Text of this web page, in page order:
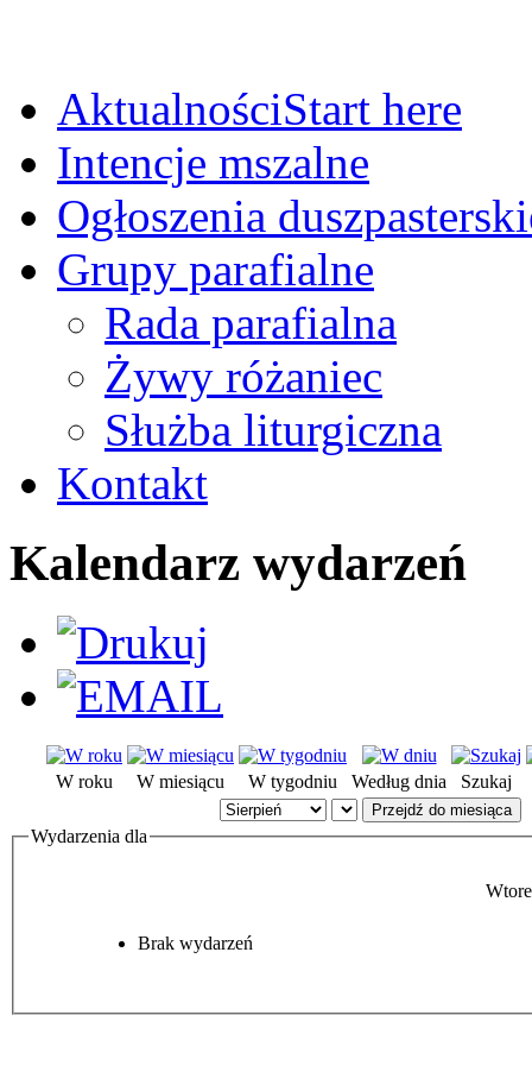
AktualnościStart here
Intencje mszalne
Ogłoszenia
Grupy parafialne
Rada parafialna
Żywy różaniec
Służba liturgiczna
Kontakt
Kalendarz wydarzeń
W roku W miesiącu W tygodniu Według dnia Szukaj
Przejdź do miesiąca
Wydarzenia dla
Brak wydarzeń